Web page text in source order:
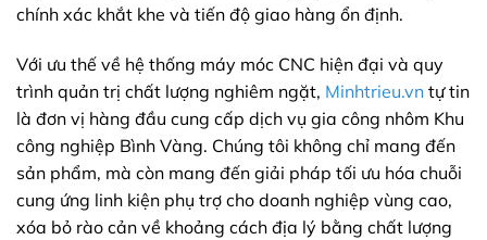
chính xác khắt khe và tiến độ giao hàng ổn định.
Với ưu thế về hệ thống máy móc CNC hiện đại và quy
trình quản trị chất lượng nghiêm ngặt, Minhtrieu.vn tự tin
là đơn vị hàng đầu cung cấp dịch vụ gia công nhôm Khu
công nghiệp Bình Vàng. Chúng tôi không chỉ mang đến
sản phẩm, mà còn mang đến giải pháp tối ưu hóa chuỗi
cung ứng linh kiện phụ trợ cho doanh nghiệp vùng cao,
xóa bỏ rào cản về khoảng cách địa lý bằng chất lượng